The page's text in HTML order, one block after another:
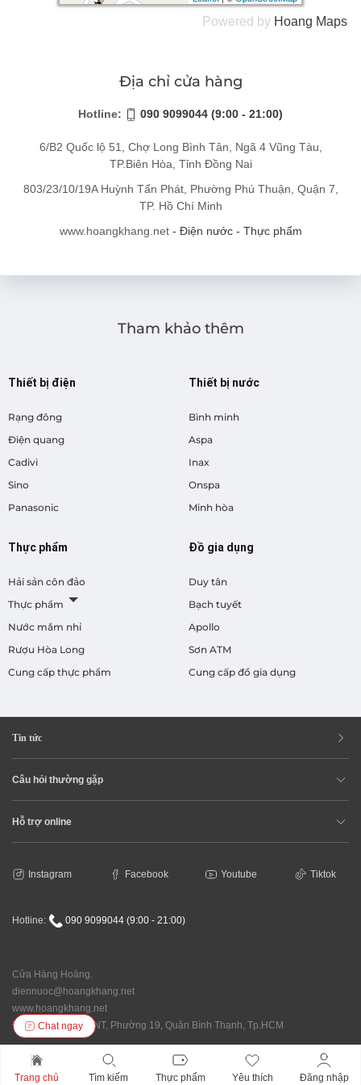
Powered by Hoang Maps
Địa chỉ cửa hàng
Hotline: 090 9099044 (9:00 - 21:00)
6/B2 Quốc lộ 51, Chợ Long Bình Tân, Ngã 4 Vũng Tàu,
TP.Biên Hòa, Tỉnh Đồng Nai
803/23/10/19A Huỳnh Tấn Phát, Phường Phú Thuận, Quận 7,
TP. Hồ Chí Minh
www.hoangkhang.net - Điện nước - Thực phẩm
Tham khảo thêm
Thiết bị điện
Rạng đông
Điện quang
Cadivi
Sino
Panasonic
Thiết bị nước
Bình minh
Aspa
Inax
Onspa
Minh hòa
Thực phẩm
Hải sản côn đảo
Thực phẩm
Nước mắm nhỉ
Rượu Hòa Long
Cung cấp thực phẩm
Đồ gia dụng
Duy tân
Bạch tuyết
Apollo
Sơn ATM
Cung cấp đồ gia dụng
Tin tức
Câu hỏi thường gặp
Hỗ trợ online
Instagram Facebook Youtube Tiktok
Hotline: 090 9099044 (9:00 - 21:00)
Cửa Hàng Hoàng.
diennuoc@hoangkhang.net
www.hoangkhang.net
Địa chỉ: 92/146 XVNT, Phường 19, Quận Bình Thạnh, Tp.HCM
Trang chủ Tìm kiếm Thực phẩm Yêu thích Đăng nhập
Chat ngay